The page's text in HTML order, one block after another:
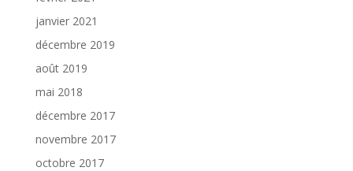
janvier 2021
décembre 2019
août 2019
mai 2018
décembre 2017
novembre 2017
octobre 2017